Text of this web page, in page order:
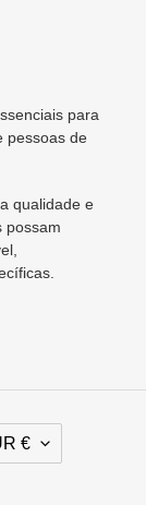
para
pessoas de
qualidade e
possam
€